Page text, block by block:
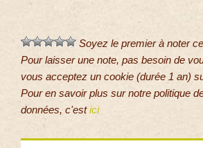
Soyez le premier à noter
Pour laisser une note, pas besoin de
vous acceptez un cookie (durée 1 an)
Pour en savoir plus sur notre politique
données, c'estici